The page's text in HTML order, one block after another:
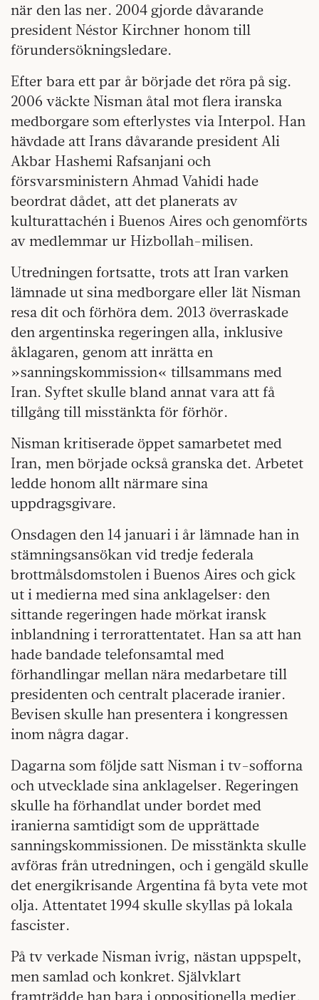
när den las ner. 2004 gjorde dåvarande
president Néstor Kirchner honom till
förundersökningsledare.
Efter bara ett par år började det röra på sig.
2006 väckte Nisman åtal mot flera iranska
medborgare som efterlystes via Interpol. Han
hävdade att Irans dåvarande president Ali
Akbar Hashemi Rafsanjani och
försvarsministern Ahmad Vahidi hade
beordrat dådet, att det planerats av
kulturattachén i Buenos Aires och genomförts
av medlemmar ur Hizbollah-milisen.
Utredningen fortsatte, trots att Iran varken
lämnade ut sina medborgare eller lät Nisman
resa dit och förhöra dem. 2013 överraskade
den argentinska regeringen alla, inklusive
åklagaren, genom att inrätta en
»sanningskommission« tillsammans med
Iran. Syftet skulle bland annat vara att få
tillgång till misstänkta för förhör.
Nisman kritiserade öppet samarbetet med
Iran, men började också granska det. Arbetet
ledde honom allt närmare sina
uppdragsgivare.
Onsdagen den 14 januari i år lämnade han in
stämningsansökan vid tredje federala
brottmålsdomstolen i Buenos Aires och gick
ut i medierna med sina anklagelser: den
sittande regeringen hade mörkat iransk
inblandning i terrorattentatet. Han sa att han
hade bandade telefonsamtal med
förhandlingar mellan nära medarbetare till
presidenten och centralt placerade iranier.
Bevisen skulle han presentera i kongressen
inom några dagar.
Dagarna som följde satt Nisman i tv-sofforna
och utvecklade sina anklagelser. Regeringen
skulle ha förhandlat under bordet med
iranierna samtidigt som de upprättade
sanningskommissionen. De misstänkta skulle
avföras från utredningen, och i gengäld skulle
det energikrisande Argentina få byta vete mot
olja. Attentatet 1994 skulle skyllas på lokala
fascister.
På tv verkade Nisman ivrig, nästan uppspelt,
men samlad och konkret. Självklart
framträdde han bara i oppositionella medier.